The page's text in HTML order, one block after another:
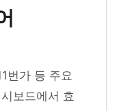
번가 등 주요
보드에서 효